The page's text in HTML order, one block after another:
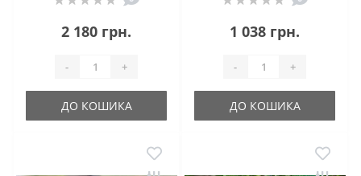
2 180 грн.
- +
ДО КОШИКА
1 038 грн.
- +
ДО КОШИКА